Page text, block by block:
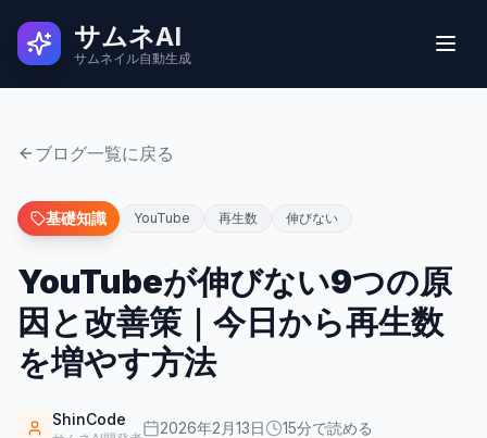
サムネAI
サムネイル自動生成
実例
ユーザーの声
使い方
料金
よくある質問
ブログ一覧に戻る
基礎知識 YouTube 再生数 伸びない
YouTubeが伸びない9つの原
因と改善策｜今日から再生数
を増やす方法
ShinCode 2026年2月13日 15分で読める